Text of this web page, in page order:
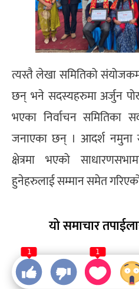
त्यस्तै लेखा समितिको
छन् भने सदस्यहरुमा अर्जुन
भएका निर्वाचन समितिका
जनाएका छन् । आदर्श नमुना
क्षेत्रमा भएको
हुनेहरुलाई सम्मान समेत
यो समाचार
1 1